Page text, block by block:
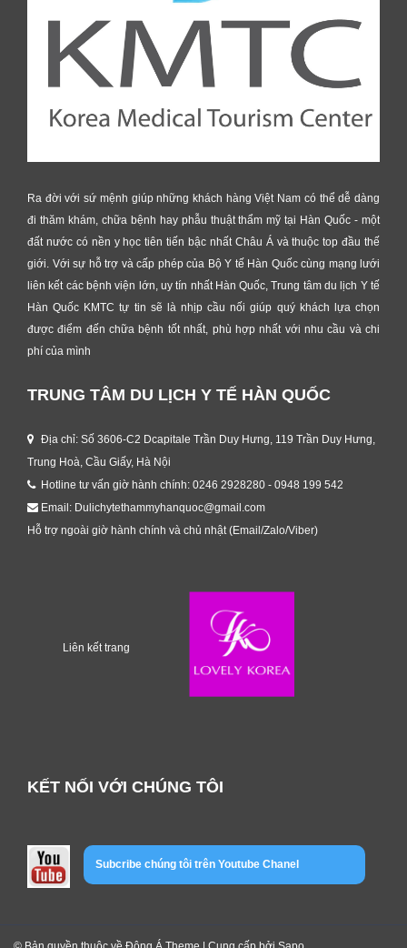
Ra đời với sứ mệnh giúp những khách hàng Việt Nam có thể dễ dàng
đi thăm khám, chữa bệnh hay phẫu thuật thẩm mỹ tại Hàn Quốc - một
đất nước có nền y học tiên tiến bậc nhất Châu Á và thuộc top đầu thế
giới. Với sự hỗ trợ và cấp phép của Bộ Y tế Hàn Quốc cùng mạng lưới
liên kết các bệnh viện lớn, uy tín nhất Hàn Quốc, Trung tâm du lịch Y tế
Hàn Quốc KMTC tự tin sẽ là nhịp cầu nối giúp quý khách lựa chọn
được điểm đến chữa bệnh tốt nhất, phù hợp nhất với nhu cầu và chi
phí của mình
TRUNG TÂM DU LỊCH Y TẾ HÀN QUỐC
Địa chỉ: Số 3606-C2 Dcapitale Trần Duy Hưng, 119 Trần Duy Hưng,
Trung Hoà, Cầu Giấy, Hà Nội
Hotline tư vấn giờ hành chính: 0246 2928280 - 0948 199 542
Email: Dulichytethammyhanquoc@gmail.com
Hỗ trợ ngoài giờ hành chính và chủ nhật (Email/Zalo/Viber)
Liên kết trang
KẾT NỐI VỚI CHÚNG TÔI
Subcribe chúng tôi trên Youtube Chanel